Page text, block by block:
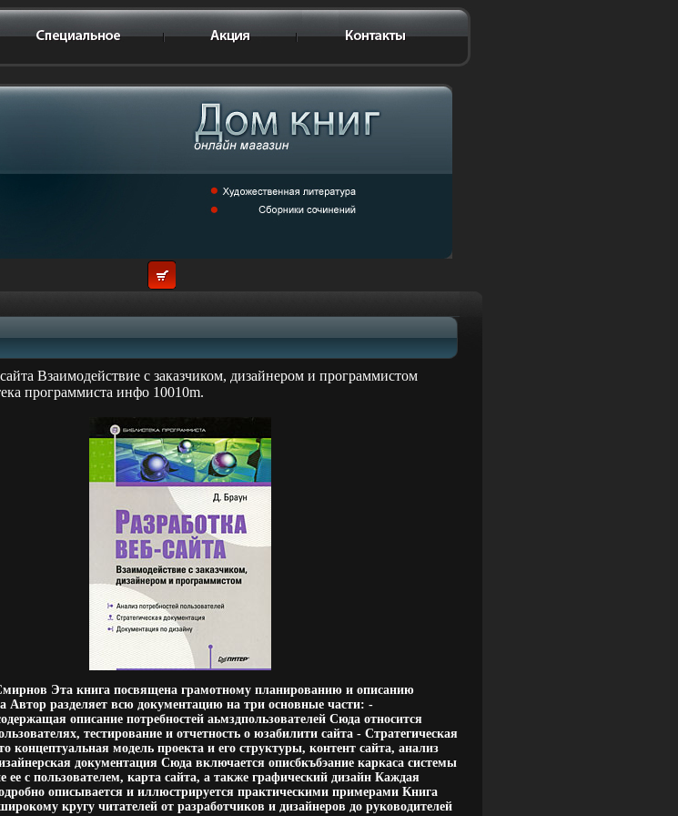
Взаимодействие с заказчиком, дизайнером и программистом
программиста инфо 10010m.
Эта книга посвящена грамотному планированию и описанию
Автор разделяет всю документацию на три основные части: -
описание потребностей аьмздпользователей Сюда относится
тестирование и отчетность о юзабилити сайта - Стратегическая
концептуальная модель проекта и его структуры, контент сайта, анализ
документация Сюда включается описбкъбэание каркаса системы
ее с пользователем, карта сайта, а также графический дизайн Каждая
описывается и иллюстрируется практическими примерами Книга
кругу читателей от разработчиков и дизайнеров до руководителей